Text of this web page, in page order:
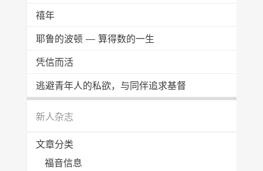
禧年
耶鲁的波顿 — 算得数的一生
凭信而活
逃避青年人的私欲，与同伴追求基督
新人杂志
文章分类
福音信息